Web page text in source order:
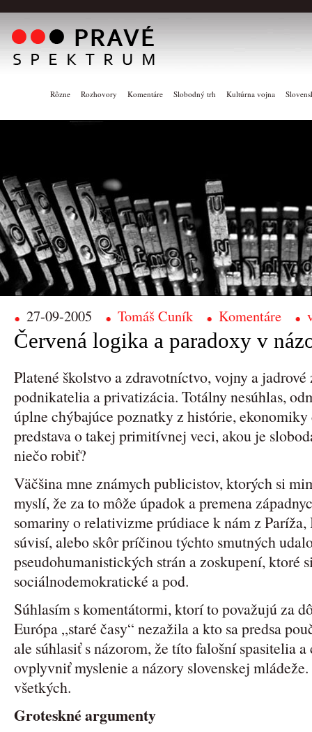
Rôzne Rozhovory Komentáre Slobodný trh Kultúrna vojna
27-09-2005 Tomáš Cuník Komentáre
Červená logika a paradoxy v
Platené školstvo a zdravotníctvo, vojny a
podnikatelia a privatizácia. Totálny nesúhlas,
úplne chýbajúce poznatky z histórie,
predstava o takej primitívnej veci, akou je
niečo robiť?
Väčšina mne známych publicistov, ktorých si
myslí, že za to môže úpadok a premena
somariny o relativizme prúdiace k nám z
súvisí, alebo skôr príčinou týchto smutných
pseudohumanistických strán a zoskupení, ktoré
sociálnodemokratické a pod.
Súhlasím s komentátormi, ktorí to považujú za
Európa „staré časy“ nezažila a kto sa predsa
ale súhlasiť s názorom, že títo falošní spasitelia
ovplyvniť myslenie a názory slovenskej
všetkých.
Groteskné argumenty